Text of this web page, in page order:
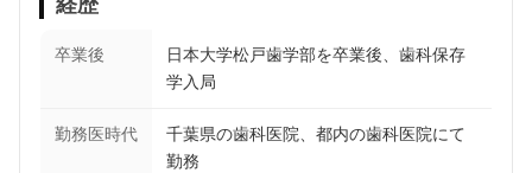
卒業後
日本大学松戸歯学部を卒業後、歯科保存
学入局
勤務医時代
千葉県の歯科医院、都内の歯科医院にて
勤務